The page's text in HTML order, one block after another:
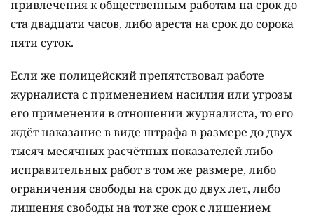
привлечения к общественным работам на срок до
ста двадцати часов, либо ареста на срок до сорока
пяти суток.
Если же полицейский препятствовал работе
журналиста с применением насилия или угрозы
его применения в отношении журналиста, то его
ждёт наказание в виде штрафа в размере до двух
тысяч месячных расчётных показателей либо
исправительных работ в том же размере, либо
ограничения свободы на срок до двух лет, либо
лишения свободы на тот же срок с лишением